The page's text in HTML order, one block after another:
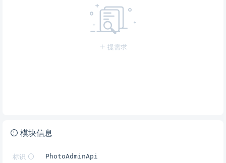
提需求
模块信息
标识 PhotoAdminApi